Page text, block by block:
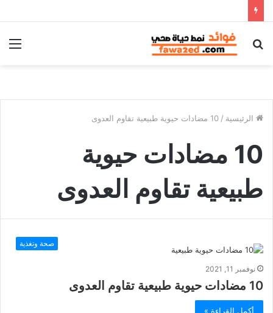
بحث
الرئيسية / 10 مضادات حيوية طبيعية تقاوم العدوى
10 مضادات حيوية
طبيعية تقاوم العدوى
صحة وتغذية
نوفمبر 11, 2021
10 مضادات حيوية طبيعية تقاوم العدوى
أكمل القراءة »